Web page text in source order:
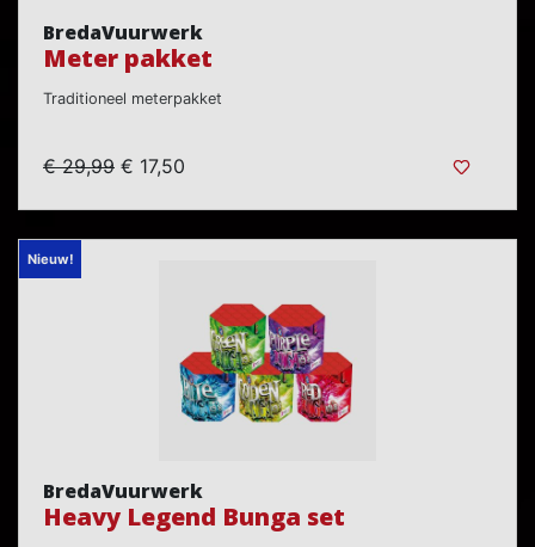
BredaVuurwerk
Meter pakket
Traditioneel meterpakket
€ 29,99 € 17,50
Nieuw!
BredaVuurwerk
Heavy Legend Bunga set